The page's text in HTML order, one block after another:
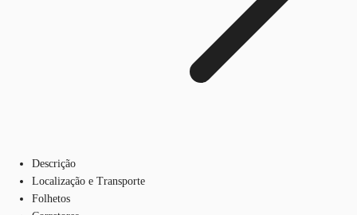
Descrição
Localização e Transporte
Folhetos